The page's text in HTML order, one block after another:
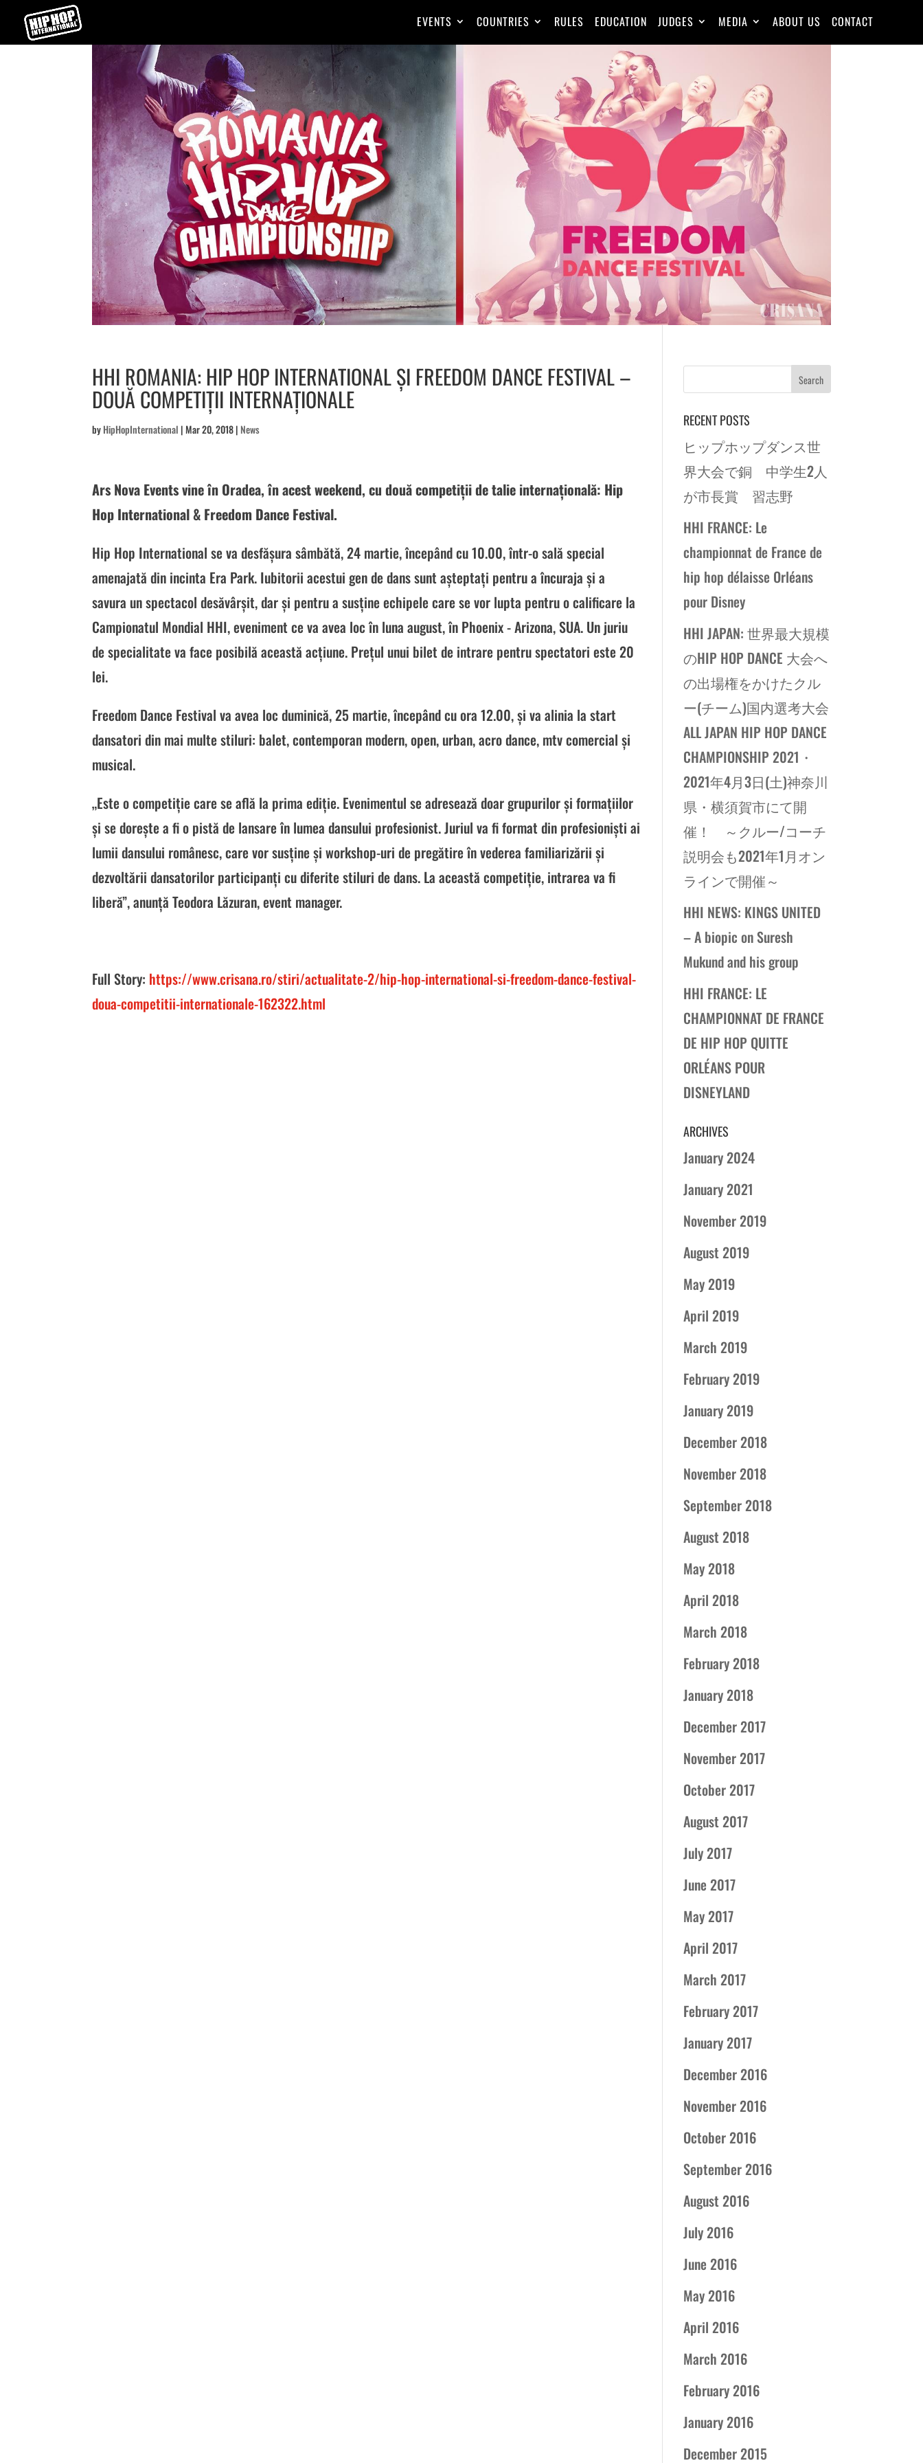
EVENTS COUNTRIES RULES EDUCATION JUDGES MEDIA ABOUT US CONTACT
HHI ROMANIA: HIP HOP INTERNATIONAL ȘI FREEDOM DANCE FESTIVAL –
DOUĂ COMPETIȚII INTERNAȚIONALE
byHipHopInternational |Mar 20, 2018| News
Ars Nova Events vine în Oradea, în acest weekend, cu două competiții de talie internațională: Hip
Hop International & Freedom Dance Festival.
Hip Hop International se va desfășura sâmbătă, 24 martie, începând cu 10.00, într-o sală special
amenajată din incinta Era Park. Iubitorii acestui gen de dans sunt așteptați pentru a încuraja și a
savura un spectacol desăvârșit, dar și pentru a susține echipele care se vor lupta pentru o calificare la
Campionatul Mondial HHI, eveniment ce va avea loc în luna august, în Phoenix - Arizona, SUA. Un juriu
de specialitate va face posibilă această acțiune. Prețul unui bilet de intrare pentru spectatori este 20
lei.
Freedom Dance Festival va avea loc duminică, 25 martie, începând cu ora 12.00, și va alinia la start
dansatori din mai multe stiluri: balet, contemporan modern, open, urban, acro dance, mtv comercial și
musical.
„Este o competiție care se află la prima ediție. Evenimentul se adresează doar grupurilor și formațiilor
și se dorește a fi o pistă de lansare în lumea dansului profesionist. Juriul va fi format din profesioniști ai
lumii dansului românesc, care vor susține și workshop-uri de pregătire în vederea familiarizării și
dezvoltării dansatorilor participanți cu diferite stiluri de dans. La această competiție, intrarea va fi
liberă”, anunță Teodora Lăzuran, event manager.
Full Story: https://www.crisana.ro/stiri/actualitate-2/hip-hop-international-si-freedom-dance-festival-
doua-competitii-internationale-162322.html
RECENT POSTS
ヒップホップダンス世
界大会で銅 中学生2人
が市長賞 習志野
HHI FRANCE: Le
championnat de France de
hip hop délaisse Orléans
pour Disney
HHI JAPAN: 世界最大規模
のHIP HOP DANCE 大会へ
の出場権をかけたクル
ー(チーム)国内選考大会
ALL JAPAN HIP HOP DANCE
CHAMPIONSHIP 2021・
2021年4月3日(土)神奈川
県・横須賀市にて開
催！ ～クルー/コーチ
説明会も2021年1月オン
ラインで開催～
HHI NEWS: KINGS UNITED
– A biopic on Suresh
Mukund and his group
HHI FRANCE: LE
CHAMPIONNAT DE FRANCE
DE HIP HOP QUITTE
ORLÉANS POUR
DISNEYLAND
ARCHIVES
January 2024
January 2021
November 2019
August 2019
May 2019
April 2019
March 2019
February 2019
January 2019
December 2018
November 2018
September 2018
August 2018
May 2018
April 2018
March 2018
February 2018
January 2018
December 2017
November 2017
October 2017
August 2017
July 2017
June 2017
May 2017
April 2017
March 2017
February 2017
January 2017
December 2016
November 2016
October 2016
September 2016
August 2016
July 2016
June 2016
May 2016
April 2016
March 2016
February 2016
January 2016
December 2015